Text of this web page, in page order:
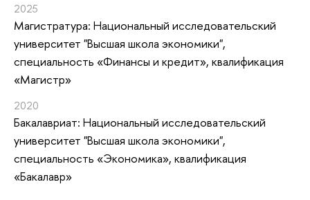
2025
Магистратура: Национальный исследовательский
университет "Высшая школа экономики",
специальность «Финансы и кредит», квалификация
«Магистр»
2020
Бакалавриат: Национальный исследовательский
университет "Высшая школа экономики",
специальность «Экономика», квалификация
«Бакалавр»